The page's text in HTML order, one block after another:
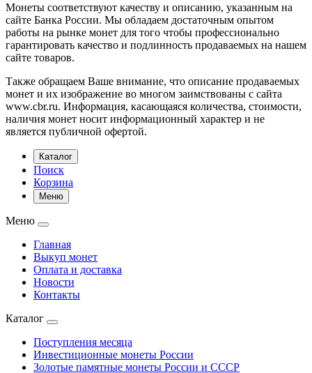
Монеты соответствуют качеству и описанию, указанным на
сайте Банка России. Мы обладаем достаточным опытом
работы на рынке монет для того чтобы профессионально
гарантировать качество и подлинность продаваемых на нашем
сайте товаров.
Также обращаем Ваше внимание, что описание продаваемых
монет и их изображение во многом заимствованы с сайта
www.cbr.ru. Информация, касающаяся количества, стоимости,
наличия монет носит информационный характер и не
является публичной офертой.
Каталог
Поиск
Корзина
Меню
Меню
Главная
Выкуп монет
Оплата и доставка
Новости
Контакты
Каталог
Поступления месяца
Инвестиционные монеты России
Золотые памятные монеты России и СССР